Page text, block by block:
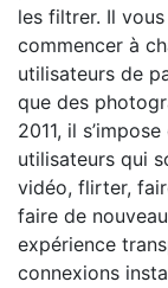
les filtrer. Il
commencer à
utilisateurs de
que des
2011, il
utilisateurs qui
vidéo, flirter,
faire de
expérience
connexions